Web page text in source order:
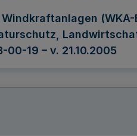
19 – v. 21.10.2005